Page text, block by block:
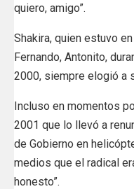
quiero, amigo”.
Shakira, quien estuvo
Fernando, Antonito,
2000, siempre elogió a
Incluso en momentos
2001 que lo llevó a
de Gobierno en
medios que el radical
honesto”.